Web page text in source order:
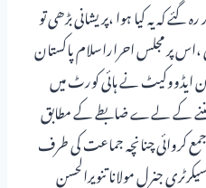
کہ یہ کیا ہوا ،پریشانی بڑھی تو
،اس پر مجلس احراراسلام پاکستان
ایڈووکیٹ نے ہائی کورٹ میں
کے لےے ضابطے کے مطابق
(نمبری 1301/2020 )جمع کروائی چنانچہ جماعت کی طرف
جنرل مولانا تنویرالحسن